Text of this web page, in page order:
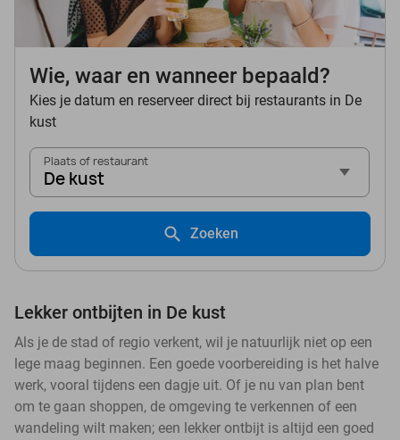
Wie, waar en wanneer bepaald?
Kies je datum en reserveer direct bij restaurants in De
kust
Plaats of restaurant
De kust
Zoeken
Lekker ontbijten in De kust
Als je de stad of regio verkent, wil je natuurlijk niet op een
lege maag beginnen. Een goede voorbereiding is het halve
werk, vooral tijdens een dagje uit. Of je nu van plan bent
om te gaan shoppen, de omgeving te verkennen of een
wandeling wilt maken; een lekker ontbijt is altijd een goed